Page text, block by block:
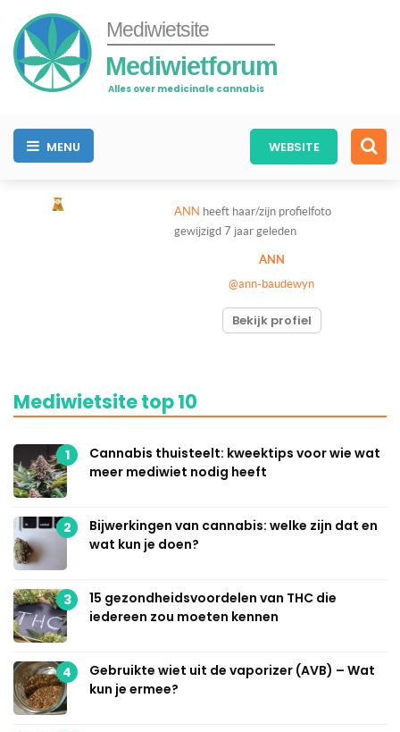
Mediwietsite
Mediwietforum
Alles over medicinale cannabis
MENU WEBSITE
ANN heeft haar/zijn profielfoto
gewijzigd 7 jaar geleden
ANN
@ann-baudewyn
Bekijk profiel
Mediwietsite top 10
1
Cannabis thuisteelt: kweektips voor wie wat
meer mediwiet nodig heeft
2
Bijwerkingen van cannabis: welke zijn dat en
wat kun je doen?
3
15 gezondheidsvoordelen van THC die
iedereen zou moeten kennen
4
Gebruikte wiet uit de vaporizer (AVB) – Wat
kun je ermee?